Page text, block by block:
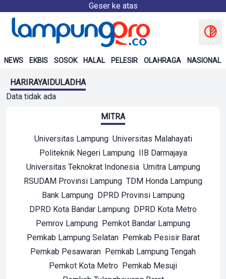
Geser ke atas
NEWS EKBIS SOSOK HALAL PELESIR OLAHRAGA NASIONAL
HARIRAYAIDULADHA
Data tidak ada
MITRA
Universitas Lampung Universitas Malahayati
Politeknik Negeri Lampung IIB Darmajaya
Universitas Teknokrat Indonesia Umitra Lampung
RSUDAM Provinsi Lampung TDM Honda Lampung
Bank Lampung DPRD Provinsi Lampung
DPRD Kota Bandar Lampung DPRD Kota Metro
Pemrov Lampung Pemkot Bandar Lampung
Pemkab Lampung Selatan Pemkab Pesisir Barat
Pemkab Pesawaran Pemkab Lampung Tengah
Pemkot Kota Metro Pemkab Mesuji